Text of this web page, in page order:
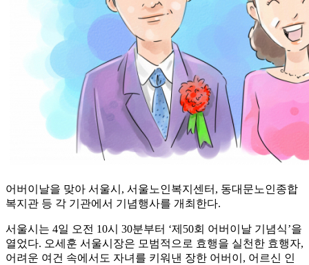
어버이날을 맞아 서울시, 서울노인복지센터, 동대문노인종합
복지관 등 각 기관에서 기념행사를 개최한다.
서울시는 4일 오전 10시 30분부터 ‘제50회 어버이날 기념식’을
열었다. 오세훈 서울시장은 모범적으로 효행을 실천한 효행자,
어려운 여건 속에서도 자녀를 키워낸 장한 어버이, 어르신 인